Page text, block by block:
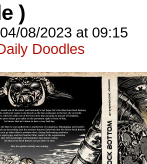
)
04/08/2023 at 09:15
Doodles